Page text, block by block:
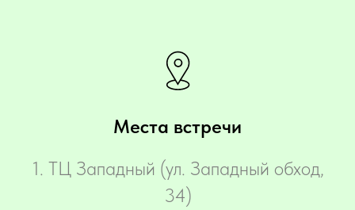
Места встречи
‌1. ТЦ Западный (ул. Западный обход,
34)